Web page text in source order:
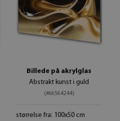
Billede på akrylglas
Abstrakt kunst i guld
(#66564244)
størrelse fra: 100x50 cm